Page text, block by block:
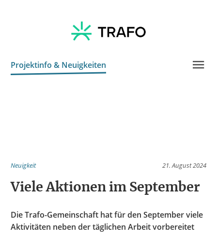
Projektinfo & Neuigkeiten
Neuigkeit 21. August 2024
Viele Aktionen im September
Die Trafo-Gemeinschaft hat für den September viele
Aktivitäten neben der täglichen Arbeit vorbereitet